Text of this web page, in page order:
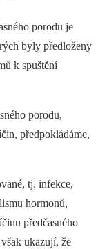
porodu je
byly předloženy
k spuštění
porodu,
předpokládáme,
tj. infekce,
hormonů,
předčasného
ukazují, že